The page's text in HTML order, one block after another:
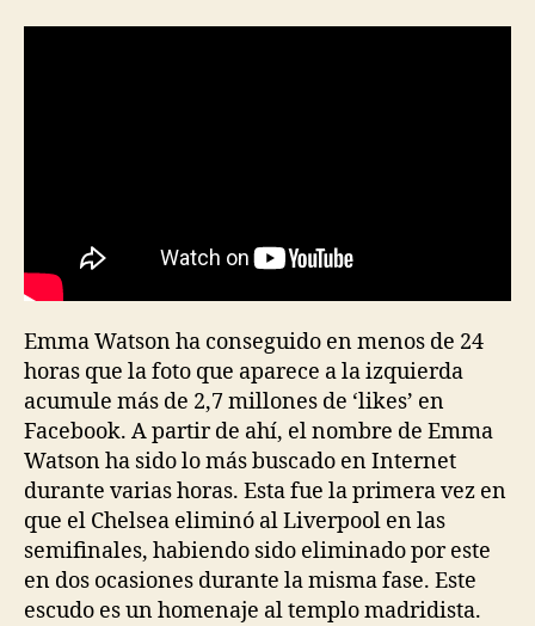
Emma Watson ha conseguido en menos de 24
horas que la foto que aparece a la izquierda
acumule más de 2,7 millones de ‘likes’ en
Facebook. A partir de ahí, el nombre de Emma
Watson ha sido lo más buscado en Internet
durante varias horas. Esta fue la primera vez en
que el Chelsea eliminó al Liverpool en las
semifinales, habiendo sido eliminado por este
en dos ocasiones durante la misma fase. Este
escudo es un homenaje al templo madridista.